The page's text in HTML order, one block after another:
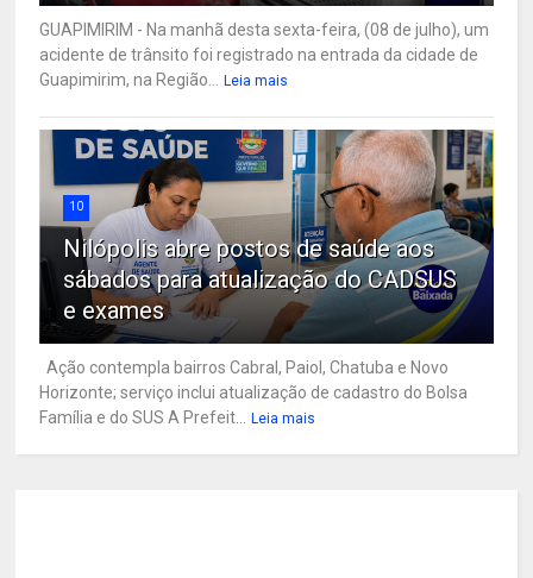
GUAPIMIRIM - Na manhã desta sexta-feira, (08 de julho), um
acidente de trânsito foi registrado na entrada da cidade de
Guapimirim, na Região...
Leia mais
10
Nilópolis abre postos de saúde aos
sábados para atualização do CADSUS
e exames
Ação contempla bairros Cabral, Paiol, Chatuba e Novo
Horizonte; serviço inclui atualização de cadastro do Bolsa
Família e do SUS A Prefeit...
Leia mais